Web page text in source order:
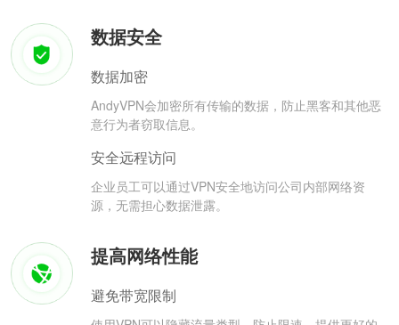
数据安全
数据加密
AndyVPN会加密所有传输的数据，防止黑客和其他恶
意行为者窃取信息。
安全远程访问
企业员工可以通过VPN安全地访问公司内部网络资
源，无需担心数据泄露。
提高网络性能
避免带宽限制